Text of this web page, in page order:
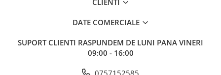
CLIENTI
DATE COMERCIALE
SUPORT CLIENTI RASPUNDEM DE LUNI PANA VINERI
09:00 - 16:00
0757152585